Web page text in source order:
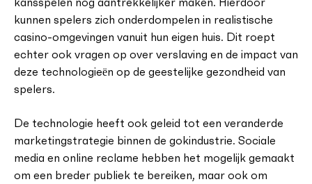
kunnen spelers zich onderdompelen in realistische
casino-omgevingen vanuit hun eigen huis. Dit roept
echter ook vragen op over verslaving en de impact van
deze technologieën op de geestelijke gezondheid van
spelers.
De technologie heeft ook geleid tot een veranderde
marketingstrategie binnen de gokindustrie. Sociale
media en online reclame hebben het mogelijk gemaakt
om een breder publiek te bereiken, maar ook om